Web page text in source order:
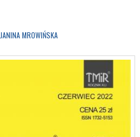
JANINA MROWIŃSKA